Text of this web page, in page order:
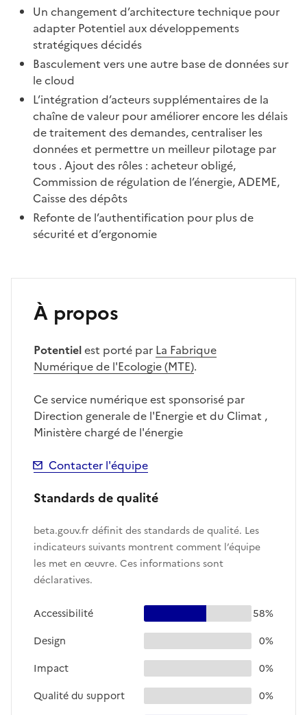
Un changement d’architecture technique pour
adapter Potentiel aux développements
stratégiques décidés
Basculement vers une autre base de données sur
le cloud
L’intégration d’acteurs supplémentaires de la
chaîne de valeur pour améliorer encore les délais
de traitement des demandes, centraliser les
données et permettre un meilleur pilotage par
tous . Ajout des rôles : acheteur obligé,
Commission de régulation de l’énergie, ADEME,
Caisse des dépôts
Refonte de l’authentification pour plus de
sécurité et d’ergonomie
À propos
Potentielest porté par La Fabrique
Numérique de l'Ecologie (MTE).
Ce service numérique est sponsorisé par
Direction generale de l'Energie et du Climat ,
Ministère chargé de l'énergie
Contacter l'équipe
Standards de qualité
beta.gouv.fr définit des standards de qualité. Les
indicateurs suivants montrent comment l’équipe
les met en œuvre. Ces informations sont
déclaratives.
Accessibilité
58%
Design
0%
Impact
0%
Qualité du support
0%